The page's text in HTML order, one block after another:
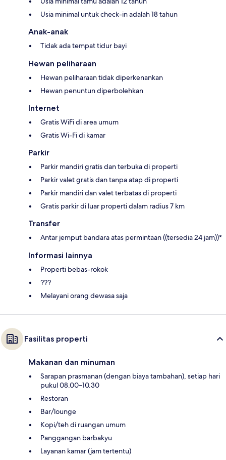
Usia minimal untuk check-in adalah 18 tahun
Anak-anak
Tidak ada tempat tidur bayi
Hewan peliharaan
Hewan peliharaan tidak diperkenankan
Hewan penuntun diperbolehkan
Internet
Gratis WiFi di area umum
Gratis Wi-Fi di kamar
Parkir
Parkir mandiri gratis dan terbuka di properti
Parkir valet gratis dan tanpa atap di properti
Parkir mandiri dan valet terbatas di properti
Gratis parkir di luar properti dalam radius 7 km
Transfer
Antar jemput bandara atas permintaan ((tersedia 24 jam))*
Informasi lainnya
Properti bebas-rokok
???
Melayani orang dewasa saja
Fasilitas properti
Makanan dan minuman
Sarapan prasmanan (dengan biaya tambahan), setiap hari
pukul 08.00–10.30
Restoran
Bar/lounge
Kopi/teh di ruangan umum
Panggangan barbakyu
Layanan kamar (jam tertentu)